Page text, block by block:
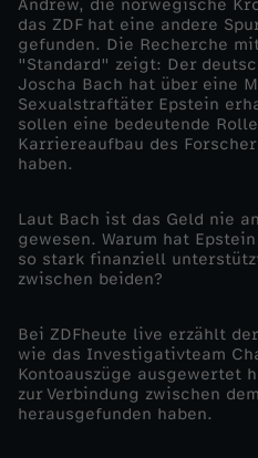
p
s
t
e
i
n
-
F
Andrew, die norwegische
das ZDF hat eine andere
gefunden. Die Recherche
"Standard" zeigt: Der
Joscha Bach hat über eine
Sexualstraftäter Epstein
sollen eine bedeutende
Karriereaufbau des
haben.
Laut Bach ist das Geld nie
gewesen. Warum hat
so stark finanziell
zwischen beiden?
Bei ZDFheute live erzählt
wie das Investigativteam
Kontoauszüge ausgewertet
zur Verbindung zwischen
herausgefunden haben.